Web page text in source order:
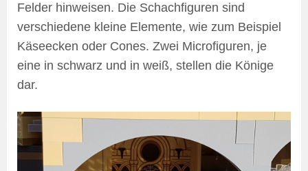
Felder hinweisen. Die Schachfiguren sind
verschiedene kleine Elemente, wie zum Beispiel
Käseecken oder Cones. Zwei Microfiguren, je
eine in schwarz und in weiß, stellen die Könige
dar.